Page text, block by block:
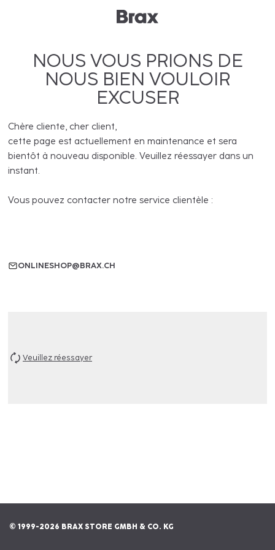
NOUS VOUS PRIONS DE
NOUS BIEN VOULOIR
EXCUSER
Chère cliente, cher client,
cette page est actuellement en maintenance et sera
bientôt à nouveau disponible. Veuillez réessayer dans un
instant.
Vous pouvez contacter notre service clientèle :
ONLINESHOP@BRAX.CH
Veuillez réessayer
© 1999-2026 BRAX STORE GMBH & CO. KG